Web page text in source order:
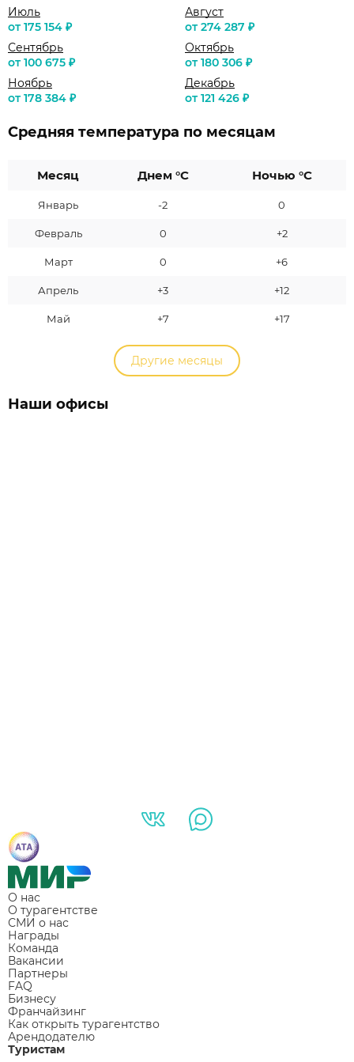
Июль
от 175 154 ₽
Август
от 274 287 ₽
Сентябрь
от 100 675 ₽
Октябрь
от 180 306 ₽
Ноябрь
от 178 384 ₽
Декабрь
от 121 426 ₽
Средняя температура по месяцам
Месяц Днем °C Ночью °C
Январь -2 0
Февраль 0 +2
Март 0 +6
Апрель +3 +12
Май +7 +17
Другие месяцы
Наши офисы
О нас
О турагентстве
СМИ о нас
Награды
Команда
Вакансии
Партнеры
FAQ
Бизнесу
Франчайзинг
Как открыть турагентство
Арендодателю
Туристам